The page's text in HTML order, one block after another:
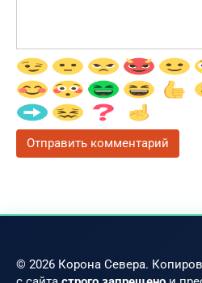
© 2026 Корона Севера.